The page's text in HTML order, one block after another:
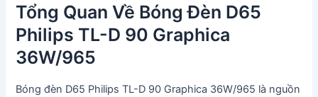
Tổng Quan Về Bóng Đèn D65
Philips TL-D 90 Graphica
36W/965
Bóng đèn D65 Philips TL-D 90 Graphica 36W/965 là nguồn